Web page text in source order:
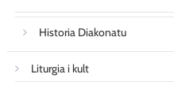
Historia Diakonatu
Liturgia i kult